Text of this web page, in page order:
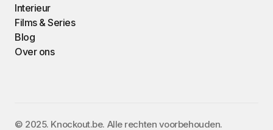
Interieur
Films & Series
Blog
Over ons
©️ 2025. Knockout.be. Alle rechten voorbehouden.